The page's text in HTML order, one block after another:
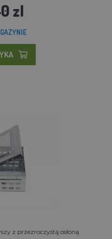
zl
z przezroczystą osłoną